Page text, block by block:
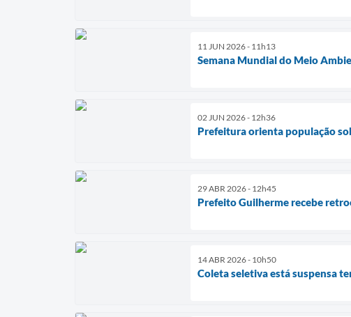
11 JUN 2026 - 11h13
Semana Mundial do Meio
02 JUN 2026 - 12h36
Prefeitura orienta população
29 ABR 2026 - 12h45
Prefeito Guilherme recebe
14 ABR 2026 - 10h50
Coleta seletiva está suspensa